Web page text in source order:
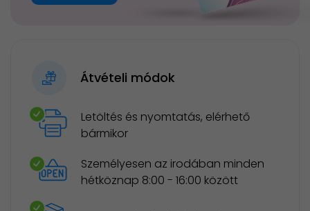
Átvételi módok
Letöltés és nyomtatás, elérhető
bármikor
Személyesen az irodában minden
hétköznap 8:00 - 16:00 között